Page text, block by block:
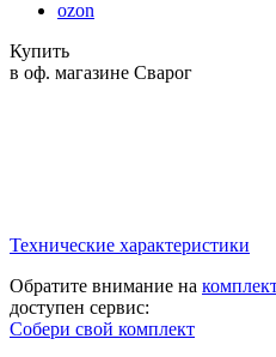
ozon
Купить
в оф. магазине Сварог
Технические характеристики
Обратите внимание на
доступен сервис:
Собери свой комплект